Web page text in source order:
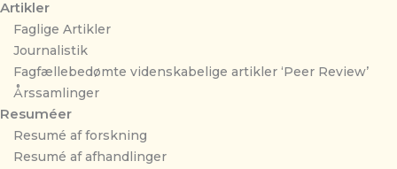
Artikler
Faglige Artikler
Journalistik
Fagfællebedømte videnskabelige artikler ‘Peer Review’
Årssamlinger
Resuméer
Resumé af forskning
Resumé af afhandlinger